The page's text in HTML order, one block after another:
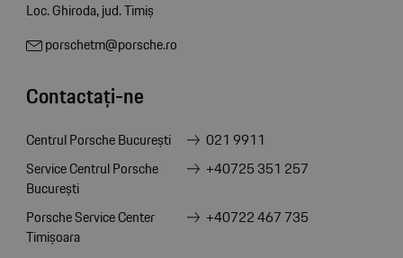
Loc. Ghiroda, jud. Timiș
porschetm@porsche.ro
Contactați-ne
Centrul Porsche București
021 9911
Service Centrul Porsche
București
+40725 351 257
Porsche Service Center
Timișoara
+40722 467 735